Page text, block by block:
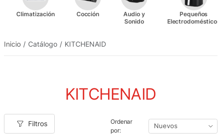
Climatización Cocción
Audio y
Sonido
Pequeños
Electrodomésticos
Inicio Catálogo KITCHENAID
KITCHENAID
Filtros
Ordenar
por: